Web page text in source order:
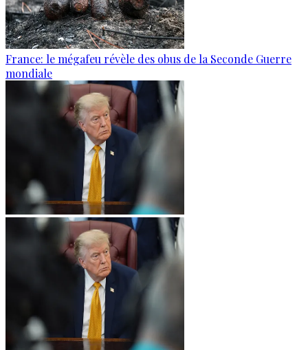
France: le mégafeu révèle des obus de la Seconde Guerre
mondiale